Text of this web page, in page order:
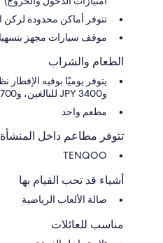
تتوفر أماكن محدودة لركن
موقف سيارات مجهز
الطعام والشراب
و3400 JPY للبالغين، و1700 JPY للأطفال
مطعم واحد
تتوفر مطاعم داخل المنشأة
TENQOO
أشياء قد تحب القيام بها
صالة الألعاب الرياضية
مناسب للعائلات